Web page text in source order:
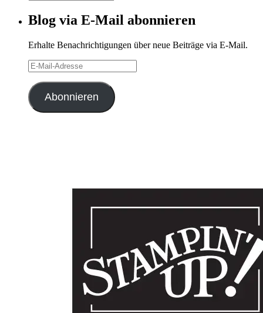
Blog via E-Mail abonnieren
Erhalte Benachrichtigungen über neue Beiträge via E-Mail.
E-
Mail-
Adresse
Abonnieren